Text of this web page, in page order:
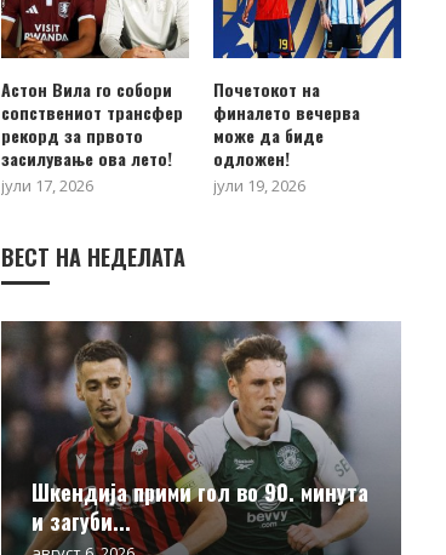
Астон Вила го собори
сопствениот трансфер
рекорд за првото
засилување ова лето!
јули 17, 2026
Почетокот на
финалето вечерва
може да биде
одложен!
јули 19, 2026
ВЕСТ НА НЕДЕЛАТА
Шкендија прими гол во 90. минута
и загуби...